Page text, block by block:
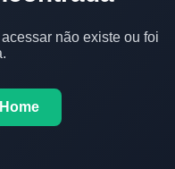
não existe ou foi